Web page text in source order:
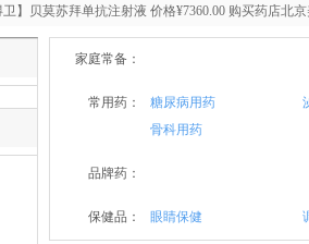
】贝莫苏拜单抗注射液 价格¥7360.00 购买药店北
家庭常备：
常用药： 糖尿病用药
骨科用药
品牌药：
保健品： 眼睛保健